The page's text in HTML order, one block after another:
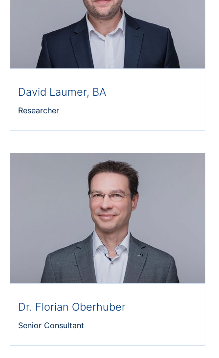
David Laumer, BA
Researcher
Dr. Florian Oberhuber
Senior Consultant